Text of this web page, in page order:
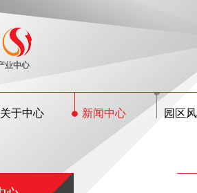
关于中心 新闻中心 园区